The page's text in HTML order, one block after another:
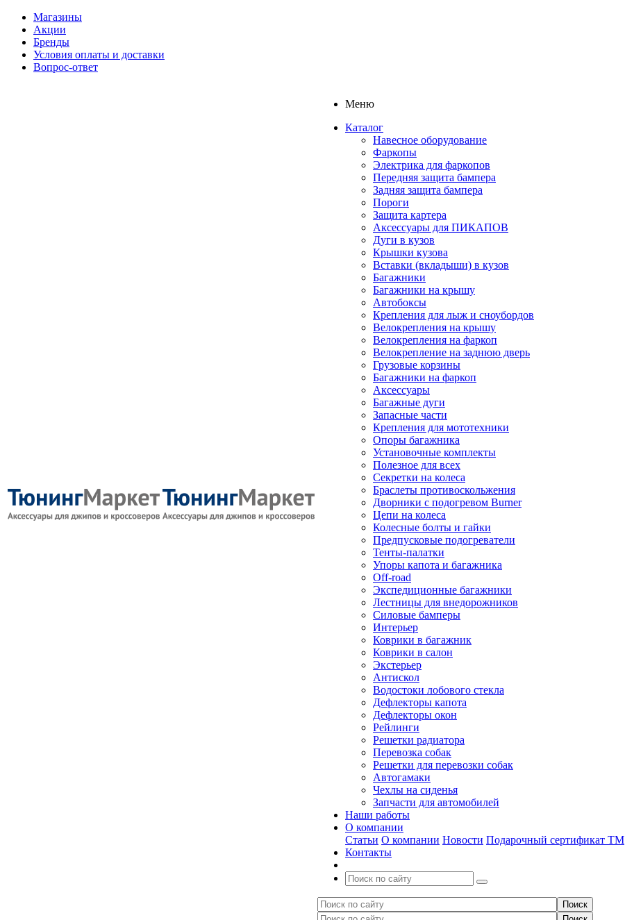
Магазины
Акции
Бренды
Условия оплаты и доставки
Вопрос-ответ
Меню
Каталог
Навесное оборудование
Фаркопы
Электрика для фаркопов
Передняя защита бампера
Задняя защита бампера
Пороги
Защита картера
Аксессуары для ПИКАПОВ
Дуги в кузов
Крышки кузова
Вставки (вкладыши) в кузов
Багажники
Багажники на крышу
Автобоксы
Крепления для лыж и сноубордов
Велокрепления на крышу
Велокрепления на фаркоп
Велокрепление на заднюю дверь
Грузовые корзины
Багажники на фаркоп
Аксессуары
Багажные дуги
Запасные части
Крепления для мототехники
Опоры багажника
Установочные комплекты
Полезное для всех
Секретки на колеса
Браслеты противоскольжения
Дворники с подогревом Burner
Цепи на колеса
Колесные болты и гайки
Предпусковые подогреватели
Тенты-палатки
Упоры капота и багажника
Off-road
Экспедиционные багажники
Лестницы для внедорожников
Силовые бамперы
Интерьер
Коврики в багажник
Коврики в салон
Экстерьер
Антискол
Водостоки лобового стекла
Дефлекторы капота
Дефлекторы окон
Рейлинги
Решетки радиатора
Перевозка собак
Решетки для перевозки собак
Автогамаки
Чехлы на сиденья
Запчасти для автомобилей
Наши работы
О компании
Статьи О компании Новости Подарочный сертификат ТМ
Контакты